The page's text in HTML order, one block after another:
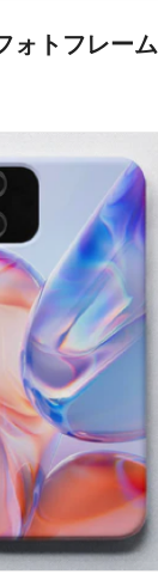
ォトフレーム